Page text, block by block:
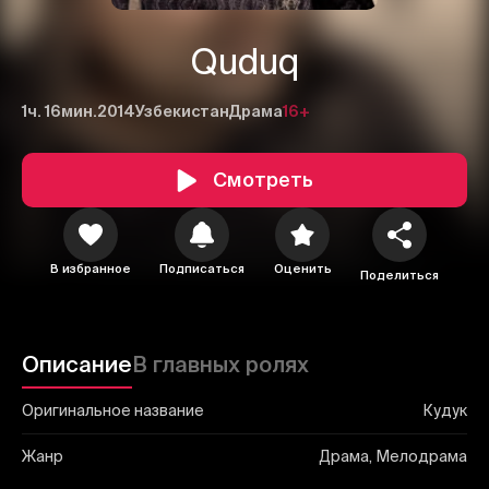
Quduq
1ч. 16мин.2014УзбекистанДрама16+
Смотреть
В избранное Подписаться Оценить Поделиться
ОписаниеВ главных ролях
Оригинальное название Кудук
Жанр Драма, Мелодрама
1
Отправить
Отменить Авторизоваться